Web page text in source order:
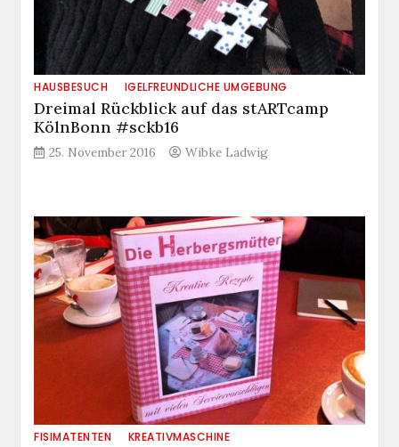
HAUSBESUCH IGELFREUNDLICHE UMGEBUNG
Dreimal Rückblick auf das stARTcamp
KölnBonn #sckb16
25. November 2016 Wibke Ladwig
FISIMATENTEN KREATIVMASCHINE